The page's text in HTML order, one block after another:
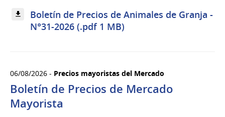
Boletín de Precios de Animales de Granja -
N°31-2026 (.pdf 1 MB)
06/08/2026 - Precios mayoristas del Mercado
Boletín de Precios de Mercado
Mayorista